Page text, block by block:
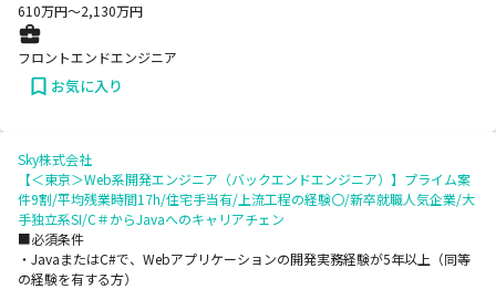
610万円〜2,130万円
フロントエンドエンジニア
お気に入り
Sky株式会社
【＜東京＞Web系開発エンジニア（バックエンドエンジニア）】プライム案
件9割/平均残業時間17h/住宅手当有/上流工程の経験〇/新卒就職人気企業/大
手独立系SI/C＃からJavaへのキャリアチェン
■必須条件
・JavaまたはC#で、Webアプリケーションの開発実務経験が5年以上（同等
の経験を有する方）